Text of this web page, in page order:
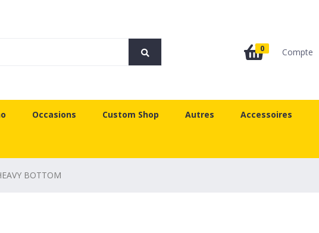
0 Compte
Occasions Custom Shop Autres Accessoires
BOTTOM